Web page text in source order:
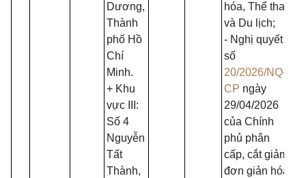
Dương,
Thành
phố Hồ
Chí
Minh.
+ Khu
vực III:
Số 4
Nguyễn
Tất
Thành,
hóa, Thể thao
và Du lịch;
- Nghị quyết
số
20/2026/NQ-
CP ngày
29/04/2026
của Chính
phủ phân
cấp, cắt giảm,
đơn giản hóa